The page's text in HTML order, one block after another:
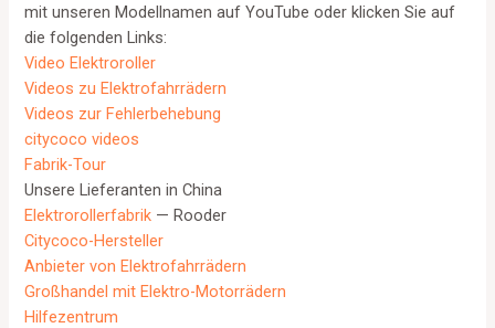
mit unseren Modellnamen auf YouTube oder klicken Sie auf
die folgenden Links:
Video Elektroroller
Videos zu Elektrofahrrädern
Videos zur Fehlerbehebung
citycoco videos
Fabrik-Tour
Unsere Lieferanten in China
Elektrorollerfabrik — Rooder
Citycoco-Hersteller
Anbieter von Elektrofahrrädern
Großhandel mit Elektro-Motorrädern
Hilfezentrum